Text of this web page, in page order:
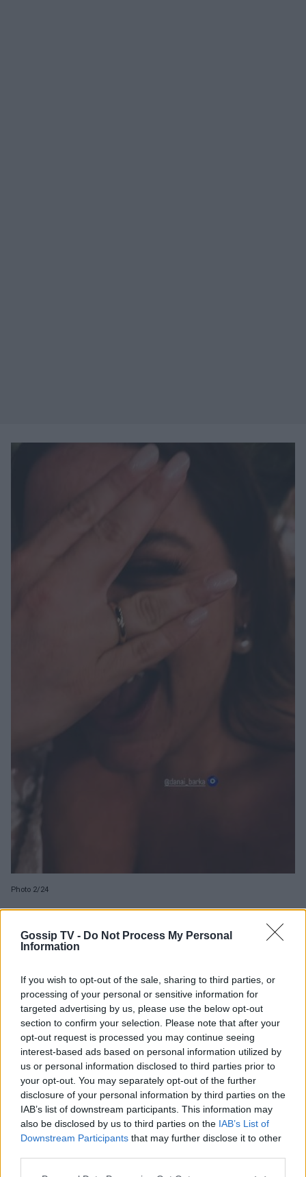
Gossip TV - Do Not Process My Personal
Information
If you wish to opt-out of the sale, sharing to third parties, or
processing of your personal or sensitive information for
targeted advertising by us, please use the below opt-out
section to confirm your selection. Please note that after your
opt-out request is processed you may continue seeing
interest-based ads based on personal information utilized by
us or personal information disclosed to third parties prior to
your opt-out. You may separately opt-out of the further
disclosure of your personal information by third parties on the
IAB’s list of downstream participants. This information may
also be disclosed by us to third parties on the IAB’s List of
Downstream Participants that may further disclose it to other
Photo 2/24